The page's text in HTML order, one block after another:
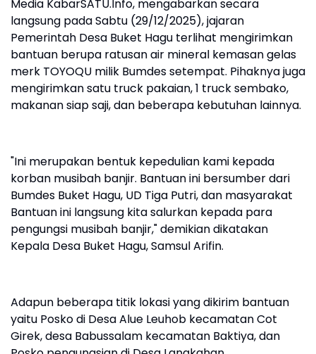
Media KabarSATU.Info, mengabarkan secara
langsung pada Sabtu (29/12/2025), jajaran
Pemerintah Desa Buket Hagu terlihat mengirimkan
bantuan berupa ratusan air mineral kemasan gelas
merk TOYOQU milik Bumdes setempat. Pihaknya juga
mengirimkan satu truck pakaian, 1 truck sembako,
makanan siap saji, dan beberapa kebutuhan lainnya.
"Ini merupakan bentuk kepedulian kami kepada
korban musibah banjir. Bantuan ini bersumber dari
Bumdes Buket Hagu, UD Tiga Putri, dan masyarakat
Bantuan ini langsung kita salurkan kepada para
pengungsi musibah banjir," demikian dikatakan
Kepala Desa Buket Hagu, Samsul Arifin.
Adapun beberapa titik lokasi yang dikirim bantuan
yaitu Posko di Desa Alue Leuhob kecamatan Cot
Girek, desa Babussalam kecamatan Baktiya, dan